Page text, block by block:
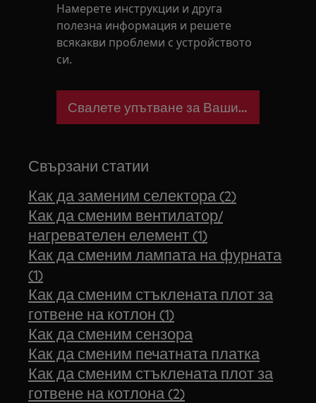
Намерете инструкции и друга
полезна информация и решете
всякакви проблеми с устройството
си.
Свалете упътване за Вашия уред
Свързани статии
Как да заменим селектора (2)
Как да сменим вентилатор/
нагревателен елемент (1)
Как да сменим лампата на фурната
(1)
Как да сменим стъклената плот за
готвене на котлон (1)
Как да сменим сензора
Как да сменим печатната платка
Как да сменим стъклената плот за
готвене на котлона (2)